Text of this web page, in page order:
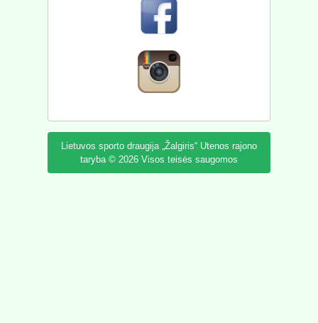
Lietuvos sporto draugija „Žalgiris“ Utenos rajono
taryba © 2026 Visos teisės saugomos